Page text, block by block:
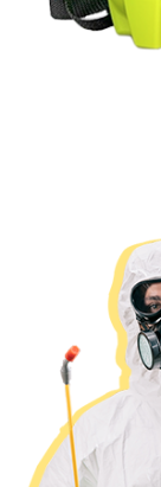
При обработке
всем местам,
стыках,
Кровать
Кровать и
Специалист
изголовье,
рядом со
это не всегда
Решение
изделия.